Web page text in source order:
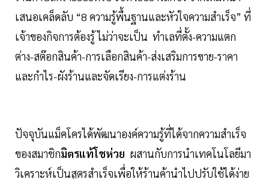
เสนอเคล็ดลับ “8 ความรู้พื้นฐานและหัวใจความสำเร็จ” ที่
เจ้าของกิจการต้องรู้ ไม่ว่าจะเป็น ทำเลที่ตั้ง-ความแตก
ต่าง-สต๊อกสินค้า-การเลือกสินค้า-ส่งเสริมการขาย-ราคา
และกำไร-ผังร้านและจัดเรียง-การแต่งร้าน
ปัจจุบันแม็คโครได้พัฒนาองค์ความรู้ที่ได้จากความสำเร็จ
ของสมาชิกมิตรแท้โชห่วย ผสานกับการนำเทคโนโลยีมา
วิเคราะห์เป็นสูตรสำเร็จเพื่อให้ร้านค้านำไปปรับใช้ได้ง่าย